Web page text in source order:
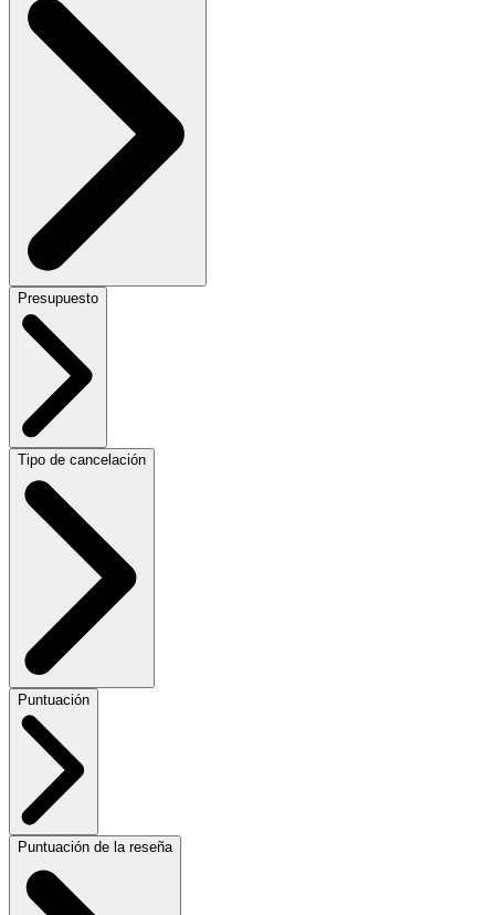
Presupuesto
Tipo de cancelación
Puntuación
Puntuación de la reseña